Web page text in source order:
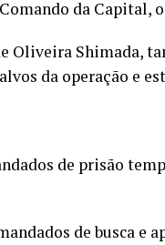
da Capital, o
Oliveira Shimada,
da operação e
de prisão
de busca e